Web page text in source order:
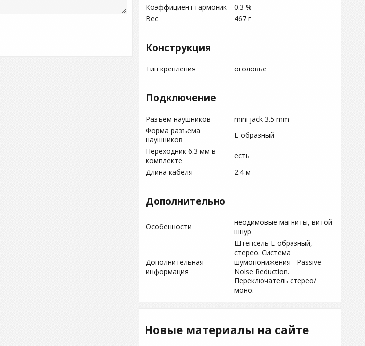
Коэффициент гармоник
0.3 %
Вес
467 г
Конструкция
Тип крепления оголовье
Подключение
Разъем наушников
mini jack 3.5 mm
Форма разъема
наушников
L-образный
Переходник 6.3 мм в
комплекте
есть
Длина кабеля
2.4 м
Дополнительно
Особенности
неодимовые магниты, витой
шнур
Дополнительная
информация
Штепсель L-образный,
стерео. Система
шумопонижения - Passive
Noise Reduction.
Переключатель стерео/
моно.
Новые материалы на сайте